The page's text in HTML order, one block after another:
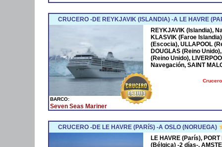
CRUCERO -DE REYKJAVIK (ISLANDIA) -A LE HAVRE
BARCO:
Seven Seas Mariner
REYKJAVIK (Islandia),
KLASVIK (Faroe
(Escocia), ULLAPOOL
DOUGLAS (Reino
(Reino Unido),
Navegación, SAINT
CRUCERO -DE LE HAVRE (PARíS) -A OSLO (NORUEGA)
LE HAVRE (París),
(Bélgica) -2 días-,